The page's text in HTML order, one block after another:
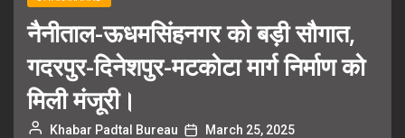
नैनीताल-ऊधमसिंहनगर को बड़ी सौगात,
गदरपुर-दिनेशपुर-मटकोटा मार्ग निर्माण को
मिली मंजूरी।
Khabar Padtal Bureau March 25, 2025